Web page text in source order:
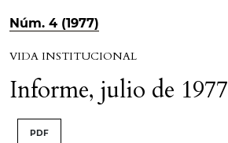
Núm. 4 (1977)
VIDA INSTITUCIONAL
Informe, julio de 1977
PDF